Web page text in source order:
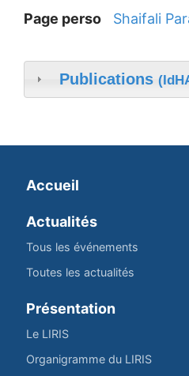
Page perso Shaifali
Publications
Accueil
Actualités
Tous les événements
Toutes les actualités
Présentation
Le LIRIS
Organigramme du LIRIS